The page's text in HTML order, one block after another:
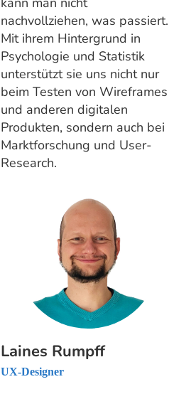
nachvollziehen, was passiert.
Mit ihrem Hintergrund in
Psychologie und Statistik
unterstützt sie uns nicht nur
beim Testen von Wireframes
und anderen digitalen
Produkten, sondern auch bei
Marktforschung und User-
Research.
Laines Rumpff
UX-Designer